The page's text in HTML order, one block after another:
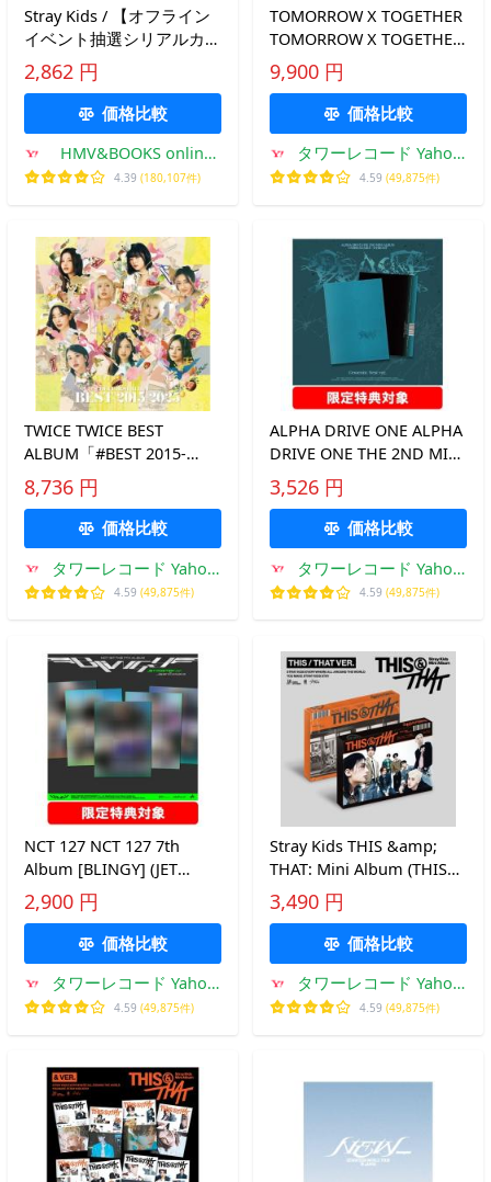
Stray Kids / 【オフライン
イベント抽選シリアルカー
ド付与】 THIS &amp;
THAT (THIS VER. / THAT
VER.) (ランダムカバー・バ
2,862 円
価格比較
HMV&BOOKS online
Yahoo!店
4.39 (180,107件)
TOMORROW X TOGETHER
TOMORROW X TOGETHER
WORLD TOUR ＜ACT :
TOMORROW＞ IN JAPAN
Blu-ray Disc ※特典あり
9,900 円
価格比較
タワーレコード Yahoo!
店
4.59 (49,875件)
TWICE TWICE BEST
ALBUM「#BEST 2015-
2025」 ［4CD+Blu-ray
Disc+フォトブックレット
+グッズ］＜初回限定盤＞
CD ※特典あり
8,736 円
価格比較
タワーレコード Yahoo!
店
4.59 (49,875件)
ALPHA DRIVE ONE ALPHA
DRIVE ONE THE 2ND MINI
ALBUM 'UNBREAKABLE :
少年BEAST' (Cementic
Nest Ver.)＜日本限定特典
CD ※特典あり
3,526 円
価格比較
タワーレコード Yahoo!
店
4.59 (49,875件)
NCT 127 NCT 127 7th
Album [BLINGY] (JET
Poster Ver. Japan
Exclusive)(ランダムバージ
ョン)＜限定盤＞ CD ※特典
あり
2,900 円
価格比較
タワーレコード Yahoo!
店
4.59 (49,875件)
Stray Kids THIS &amp;
THAT: Mini Album (THIS
VER., THAT VER.)(ランダム
バージョン) CD ※特典あり
3,490 円
価格比較
タワーレコード Yahoo!
店
4.59 (49,875件)